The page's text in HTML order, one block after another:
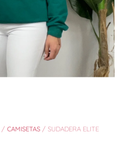
/ CAMISETAS / SUDADERA ELITE